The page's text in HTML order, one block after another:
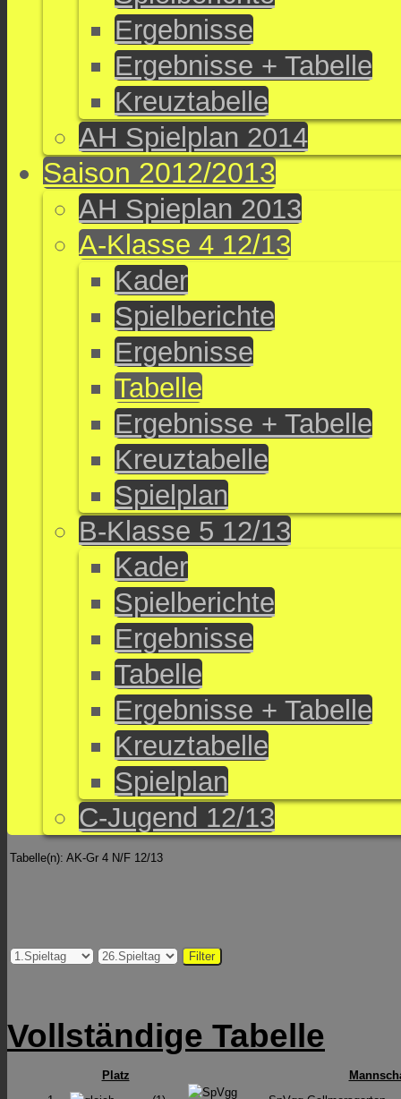
Ergebnisse
Ergebnisse + Tabelle
Kreuztabelle
AH Spielplan 2014
Saison 2012/2013
AH Spieplan 2013
A-Klasse 4 12/13
Kader
Spielberichte
Ergebnisse
Tabelle
Ergebnisse + Tabelle
Kreuztabelle
Spielplan
B-Klasse 5 12/13
Kader
Spielberichte
Ergebnisse
Tabelle
Ergebnisse + Tabelle
Kreuztabelle
Spielplan
C-Jugend 12/13
Tabelle(n): AK-Gr 4 N/F 12/13
Vollständige Tabelle
Platz